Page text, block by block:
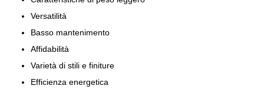
Versatilità
Basso mantenimento
Affidabilità
Varietà di stili e finiture
Efficienza energetica